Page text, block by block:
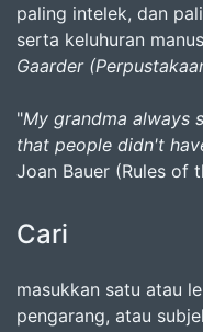
paling intelek, dan
serta keluhuran
Gaarder
"My grandma always
that people didn't
Joan Bauer (Rules of
Cari
masukkan satu atau
pengarang, atau